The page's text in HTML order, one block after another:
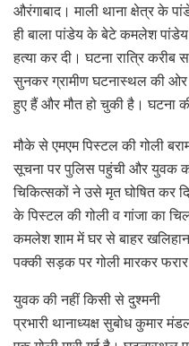
औरंगाबाद। माली थाना क्षेत्र के
ही बाला पांडेय के बेटे कमलेश पांडेय
हत्या कर दी। घटना रात्रि
सुनकर ग्रामीण घटनास्थल की ओर
हुए हैं और मौत हो चुकी है। घटना
मौके से एमएम पिस्‍टल की गोली
सूचना पर पुलिस पहुंची और युवक
चिकित्सकों ने उसे मृत घोषित कर
के पिस्टल की गोली व गांजा का
कमलेश शाम में घर से बाहर
पक्की सड़क पर गोली मारकर फरार
युवक की नहीं किसी से दुश्‍मनी
प्रभारी थानाध्यक्ष सुबोध कुमार